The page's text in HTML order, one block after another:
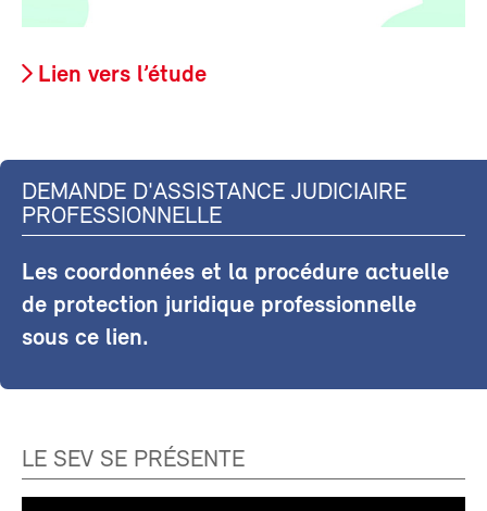
Lien vers l’étude
DEMANDE D'ASSISTANCE JUDICIAIRE
PROFESSIONNELLE
Les coordonnées et la procédure actuelle
de protection juridique professionnelle
sous ce lien.
LE SEV SE PRÉSENTE